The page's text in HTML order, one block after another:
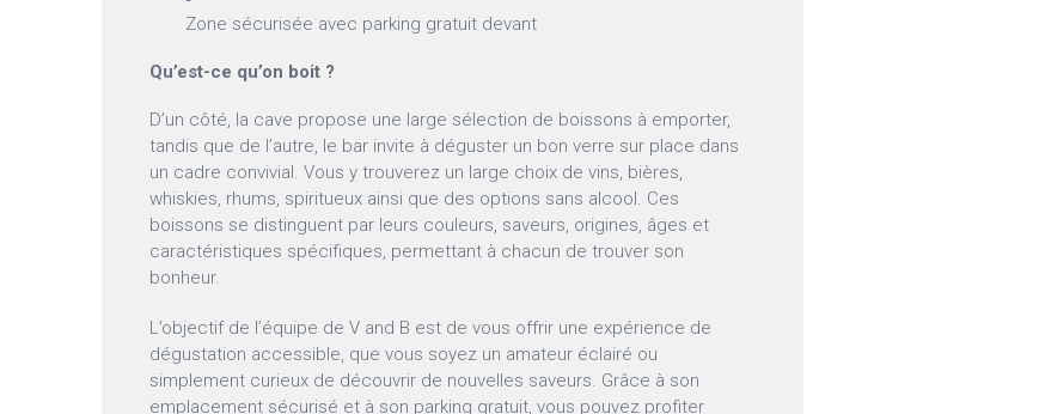
Zone sécurisée avec parking gratuit devant
Qu’est-ce qu’on boit ?
D’un côté, la cave propose une large sélection de boissons à emporter,
tandis que de l’autre, le bar invite à déguster un bon verre sur place dans
un cadre convivial. Vous y trouverez un large choix de vins, bières,
whiskies, rhums, spiritueux ainsi que des options sans alcool. Ces
boissons se distinguent par leurs couleurs, saveurs, origines, âges et
caractéristiques spécifiques, permettant à chacun de trouver son
bonheur.
L’objectif de l’équipe de V and B est de vous offrir une expérience de
dégustation accessible, que vous soyez un amateur éclairé ou
simplement curieux de découvrir de nouvelles saveurs. Grâce à son
emplacement sécurisé et à son parking gratuit, vous pouvez profiter